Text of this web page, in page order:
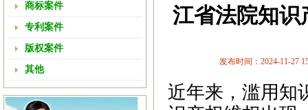
商标案件
专利案件
版权案件
其他
江省法院知识
发布时间：2024-11-27
近年来，滥用知